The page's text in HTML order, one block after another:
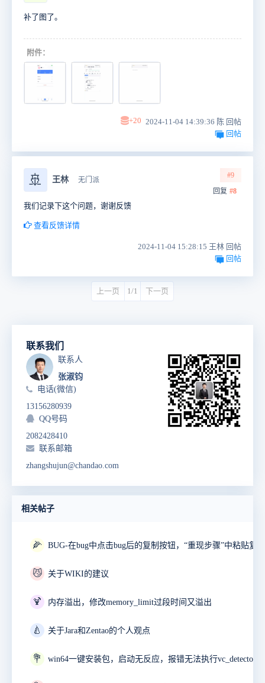
补了图了。
附件：
+20 2024-11-04 14:39:36 陈 回帖
回帖
🚢 王林 无门派
#9
回复 #8
我们记录下这个问题，谢谢反馈
查看反馈详情
2024-11-04 15:28:15 王林 回帖
回帖
上一页 1/1 下一页
联系我们
联系人
张淑钧
电话(微信)
13156280939
QQ号码
2082428410
联系邮箱
zhangshujun@chandao.com
相关帖子
🌽
😼 关于WIKI的建议
🍹 内存溢出，修改memory_limit过段时间又溢出
🍐 关于Jara和Zentao的个人观点
💐